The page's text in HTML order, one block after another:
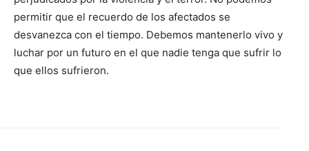
permitir que el recuerdo de los afectados se
desvanezca con el tiempo. Debemos mantenerlo vivo y
luchar por un futuro en el que nadie tenga que sufrir lo
que ellos sufrieron.